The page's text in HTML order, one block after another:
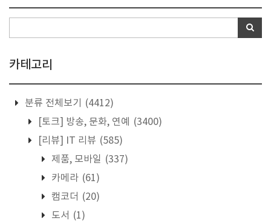
카테고리
분류 전체보기
(4412)
[토크] 방송, 문화, 연예
(3400)
[리뷰] IT 리뷰 (585)
제품, 모바일 (337)
카메라 (61)
캠코더 (20)
도서 (1)